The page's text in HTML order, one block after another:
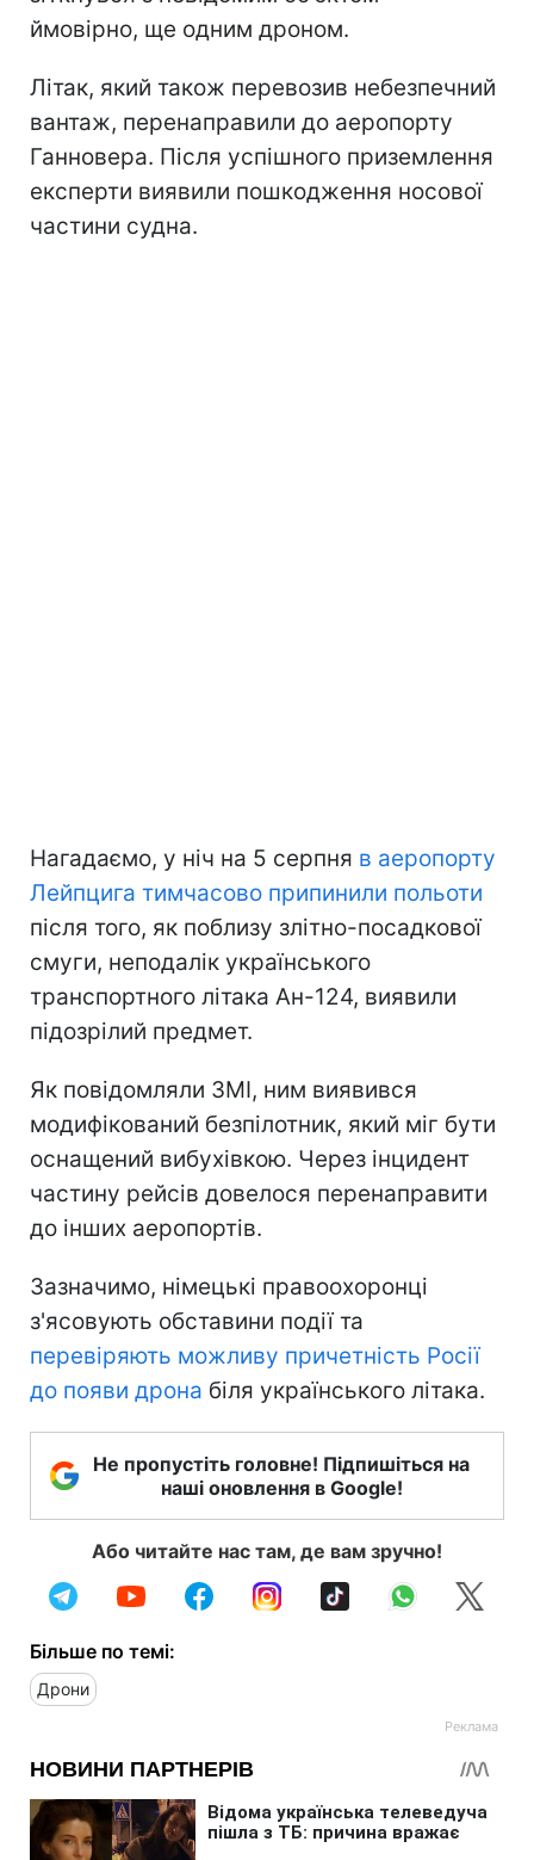
ймовірно, ще одним дроном.
Літак, який також перевозив небезпечний
вантаж, перенаправили до аеропорту
Ганновера. Після успішного приземлення
експерти виявили пошкодження носової
частини судна.
Нагадаємо, у ніч на 5 серпня в аеропорту
Лейпцига тимчасово припинили польоти
після того, як поблизу злітно-посадкової
смуги, неподалік українського
транспортного літака Ан-124, виявили
підозрілий предмет.
Як повідомляли ЗМІ, ним виявився
модифікований безпілотник, який міг бути
оснащений вибухівкою. Через інцидент
частину рейсів довелося перенаправити
до інших аеропортів.
Зазначимо, німецькі правоохоронці
з'ясовують обставини події та
перевіряють можливу причетність Росії
до появи дрона біля українського літака.
Не пропустіть головне! Підпишіться на
наші оновлення в Google!
Або читайте нас там, де вам зручно!
Більше по темі:
Дрони